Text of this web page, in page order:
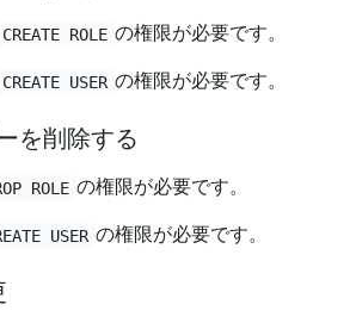
CREATE ROLE の権限が必要です。
CREATE USER の権限が必要です。
を削除する
ROLE の権限が必要です。
USER の権限が必要です。